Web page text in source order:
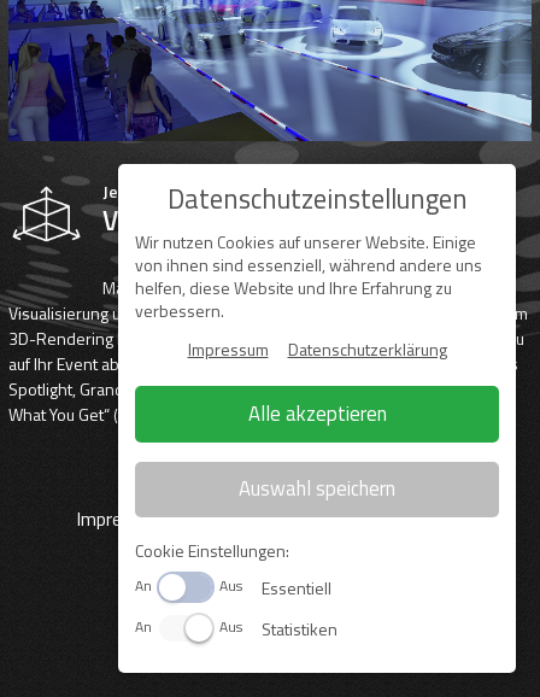
KOMPETENZEN
JOBS
Jede Show ist nur so gut wie ihr Konzept.
Visualisierung
Manche Dinge muss man gesehen haben. Dank 3D-
Visualisierung und Preprogramming beziehungsweise fotorealistischem
3D-Rendering können wir Lichteffekte vorab perfekt planen und genau
auf Ihr Event abstimmen. Möglich macht das Software wie Vectorworks
Spotlight, GrandMA 3D, ESP Vision sowie Cinema 4D. „What You See Is
What You Get“ (WYSIWYG) - Hightech-Standards für Highclass-Events.
Impressum Datenschutz AGB Kontakt
Datenschutzeinstellungen
Wir nutzen Cookies auf unserer Website. Einige
von ihnen sind essenziell, während andere uns
helfen, diese Website und Ihre Erfahrung zu
verbessern.
Impressum
Datenschutzerklärung
Alle akzeptieren
Auswahl speichern
Cookie Einstellungen:
An Aus Essentiell
An Aus Statistiken